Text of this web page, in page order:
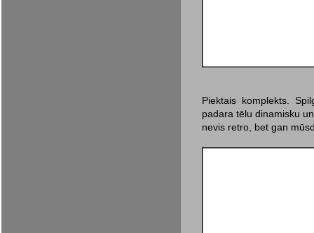
Piektais komplekts.
padara tēlu dinamisku
nevis retro, bet gan